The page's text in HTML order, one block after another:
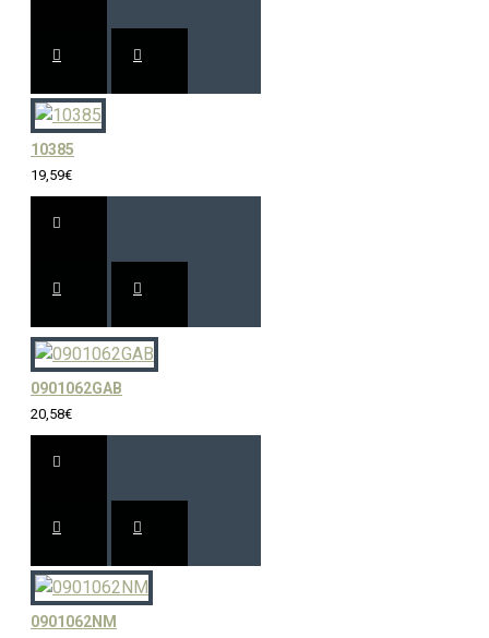
10385
19,59€
0901062GAB
20,58€
0901062NM